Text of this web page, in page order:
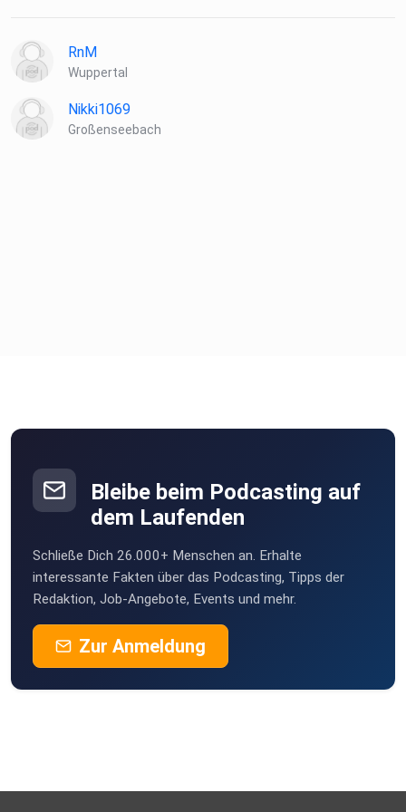
RnM
Wuppertal
Nikki1069
Großenseebach
Bleibe beim Podcasting auf
dem Laufenden
Schließe Dich 26.000+ Menschen an. Erhalte
interessante Fakten über das Podcasting, Tipps der
Redaktion, Job-Angebote, Events und mehr.
Zur Anmeldung